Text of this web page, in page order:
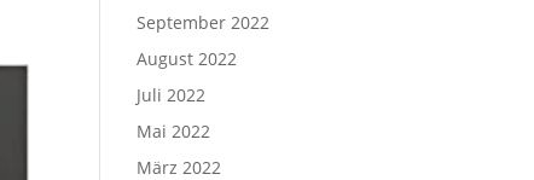
September 2022
August 2022
Juli 2022
Mai 2022
März 2022